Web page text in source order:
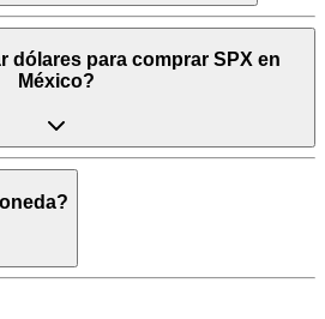
dólares para comprar SPX en
México?